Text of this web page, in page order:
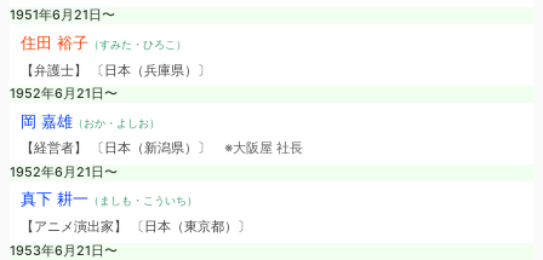
1951年6月21日〜
住田 裕子（すみた・ひろこ）
【弁護士】 〔日本（兵庫県）〕
1952年6月21日〜
岡 嘉雄（おか・よしお）
【経営者】 〔日本（新潟県）〕 ※大阪屋 社長
1952年6月21日〜
真下 耕一（ましも・こういち）
【アニメ演出家】 〔日本（東京都）〕
1953年6月21日〜